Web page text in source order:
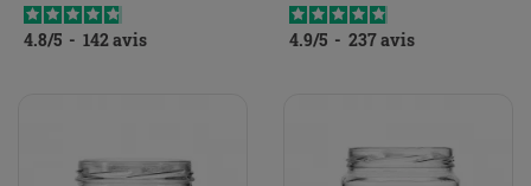
4.8/5 - 142avis 4.9/5 - 237avis